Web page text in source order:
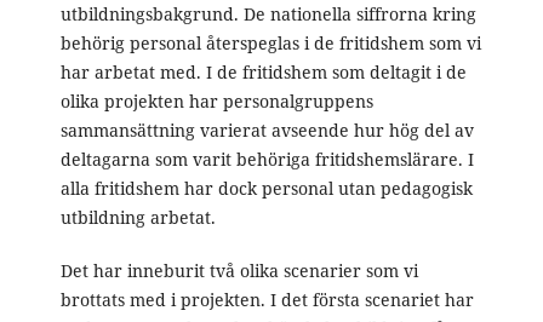
utbildningsbakgrund. De nationella siffrorna kring
behörig personal återspeglas i de fritidshem som vi
har arbetat med. I de fritidshem som deltagit i de
olika projekten har personalgruppens
sammansättning varierat avseende hur hög del av
deltagarna som varit behöriga fritidshemslärare. I
alla fritidshem har dock personal utan pedagogisk
utbildning arbetat.
Det har inneburit två olika scenarier som vi
brottats med i projekten. I det första scenariet har